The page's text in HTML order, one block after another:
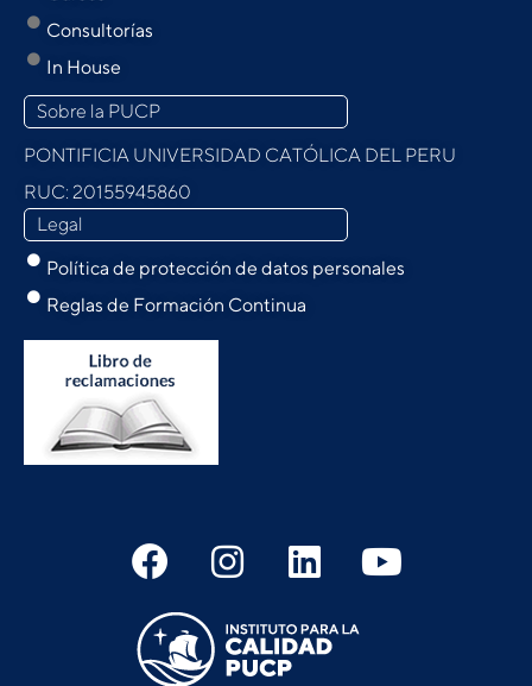
Consultorías
In House
Sobre la PUCP
PONTIFICIA UNIVERSIDAD CATÓLICA DEL PERU
RUC: 20155945860
Legal
Política de protección de datos personales
Reglas de Formación Continua